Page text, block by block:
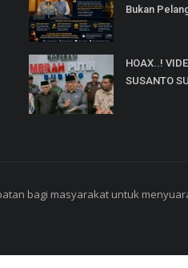
Bukan
HOAX..!
SUSANTO
bagi masyarakat untuk